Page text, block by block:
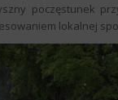
poczęstunek
lokalnej